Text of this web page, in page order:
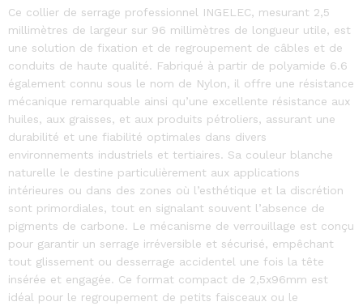
Ce collier de serrage professionnel INGELEC, mesurant 2,5
millimètres de largeur sur 96 millimètres de longueur utile, est
une solution de fixation et de regroupement de câbles et de
conduits de haute qualité. Fabriqué à partir de polyamide 6.6
également connu sous le nom de Nylon, il offre une résistance
mécanique remarquable ainsi qu’une excellente résistance aux
huiles, aux graisses, et aux produits pétroliers, assurant une
durabilité et une fiabilité optimales dans divers
environnements industriels et tertiaires. Sa couleur blanche
naturelle le destine particulièrement aux applications
intérieures ou dans des zones où l’esthétique et la discrétion
sont primordiales, tout en signalant souvent l’absence de
pigments de carbone. Le mécanisme de verrouillage est conçu
pour garantir un serrage irréversible et sécurisé, empêchant
tout glissement ou desserrage accidentel une fois la tête
insérée et engagée. Ce format compact de 2,5x96mm est
idéal pour le regroupement de petits faisceaux ou le